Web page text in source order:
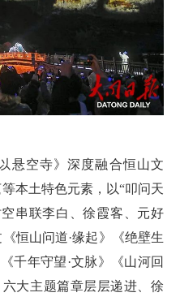
悬空寺》深度融合恒山文
本土特色元素，以“叩问天
串联李白、徐霞客、元好
恒山问道·缘起》《绝壁生
千年守望·文脉》《山河回
大主题篇章层层递进、徐